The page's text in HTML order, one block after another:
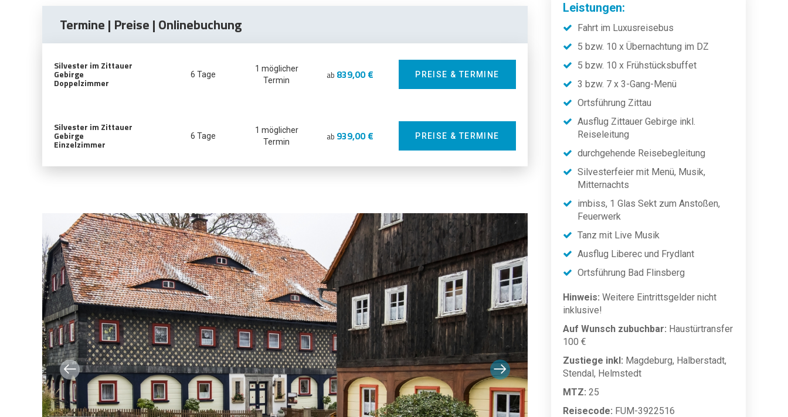
Termine | Preise | Onlinebuchung
Silvester im Zittauer
Gebirge
Doppelzimmer
6 Tage
1 möglicher
Termin
ab 839,00 € PREISE & TERMINE
Silvester im Zittauer
Gebirge
Einzelzimmer
6 Tage
1 möglicher
Termin
ab 939,00 € PREISE & TERMINE
Leistungen:
Fahrt im Luxusreisebus
5 bzw. 10 x Übernachtung im DZ
5 bzw. 10 x Frühstücksbuffet
3 bzw. 7 x 3-Gang-Menü
Ortsführung Zittau
Ausflug Zittauer Gebirge inkl.
Reiseleitung
durchgehende Reisebegleitung
Silvesterfeier mit Menü, Musik,
Mitternachts
imbiss, 1 Glas Sekt zum Anstoßen,
Feuerwerk
Tanz mit Live Musik
Ausflug Liberec und Frydlant
Ortsführung Bad Flinsberg
Hinweis: Weitere Eintrittsgelder nicht
inklusive!
Auf Wunsch zubuchbar: Haustürtransfer
100 €
Zustiege inkl: Magdeburg, Halberstadt,
Stendal, Helmstedt
MTZ: 25
Reisecode: FUM-3922516